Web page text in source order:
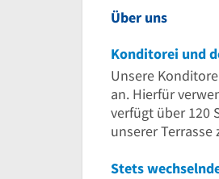
Über uns
Konditorei und
Unsere
an. Hierfür
verfügt über 120
unserer Terrasse
Stets